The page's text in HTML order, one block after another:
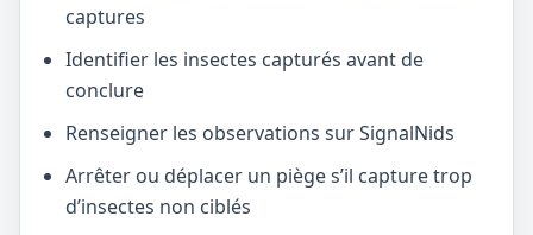
captures
Identifier les insectes capturés avant de
conclure
Renseigner les observations sur SignalNids
Arrêter ou déplacer un piège s’il capture trop
d’insectes non ciblés